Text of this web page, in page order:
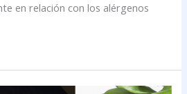
en relación con los alérgenos